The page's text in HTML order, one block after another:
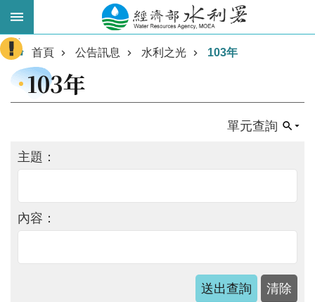
跳到主要內容區塊
進
階
搜
業
:::
首頁 公告訊息 水利之光 103年
103年
單元查詢
主題：
內容：